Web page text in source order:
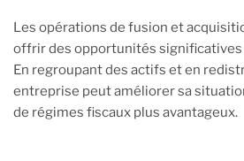
Les opérations de fusion et
offrir des opportunités significatives
En regroupant des actifs et en
entreprise peut améliorer sa
de régimes fiscaux plus avantageux.